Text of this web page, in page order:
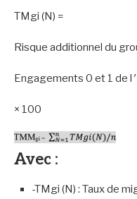
TMgi (N) =
Risque additionnel du
Engagements 0 et 1 de l
× 100
Avec :
-TMgi (N) : Taux de